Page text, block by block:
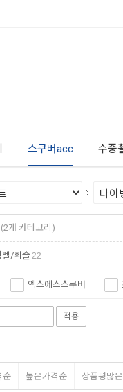
스쿠버acc 수중
(2개 카테고리)
벨/휘슬 22
엑스에스스쿠버
에스텍
적용
순 높은가격순 상품평많